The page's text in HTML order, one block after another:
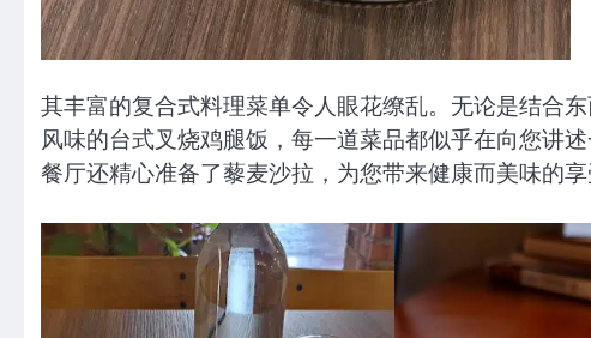
其丰富的复合式料理菜单令人眼花缭乱。无论是结合
风味的台式叉烧鸡腿饭，每一道菜品都似乎在向您讲
餐厅还精心准备了藜麦沙拉，为您带来健康而美味的享